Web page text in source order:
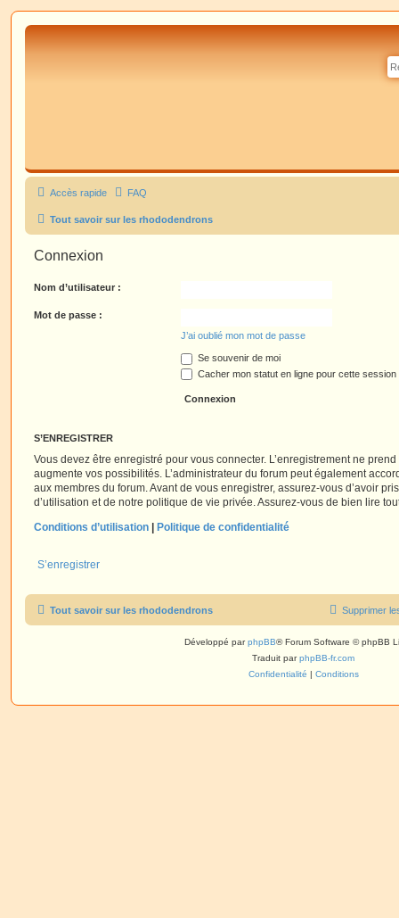
Accès rapide FAQ
Tout savoir sur les rhododendrons
Connexion
Nom d’utilisateur :
Mot de passe :
J’ai oublié mon mot de passe
Se souvenir de moi
Cacher mon statut en ligne pour cette session
S’ENREGISTRER
Vous devez être enregistré pour vous connecter. L’enregistrement ne
augmente vos possibilités. L’administrateur du forum peut également
aux membres du forum. Avant de vous enregistrer, assurez-vous d’avoir
d’utilisation et de notre politique de vie privée. Assurez-vous de bien lire
Conditions d’utilisation | Politique de confidentialité
S’enregistrer
Tout savoir sur les rhododendrons Supprimer
Développé parphpBB® Forum Software © phpBB
Traduit parphpBB-fr.com
Confidentialité | Conditions